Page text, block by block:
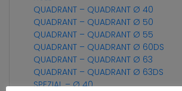
QUADRANT – QUADRANT Ø 40
QUADRANT – QUADRANT Ø 50
QUADRANT – QUADRANT Ø 55
QUADRANT – QUADRANT Ø 60DS
QUADRANT – QUADRANT Ø 63
QUADRANT – QUADRANT Ø 63DS
SPEZIAL – Ø 40